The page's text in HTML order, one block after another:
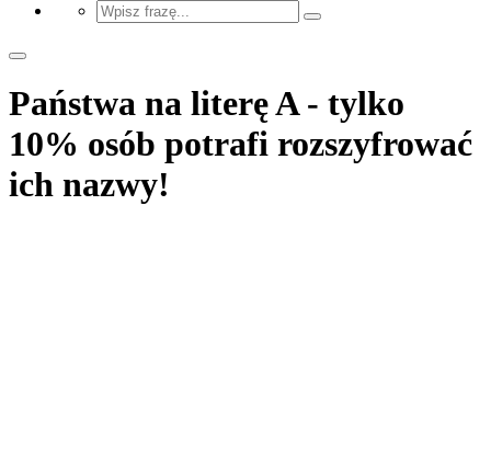
Państwa na literę A - tylko
10% osób potrafi rozszyfrować
ich nazwy!